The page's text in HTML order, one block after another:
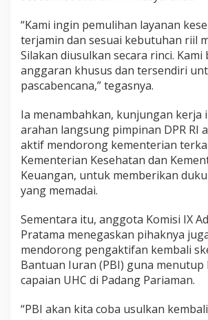
“Kami ingin pemulihan layanan
terjamin dan sesuai kebutuhan riil
Silakan diusulkan secara rinci. Kami
anggaran khusus dan tersendiri
pascabencana,” tegasnya.
Ia menambahkan, kunjungan kerja
arahan langsung pimpinan DPR RI
aktif mendorong kementerian
Kementerian Kesehatan dan
Keuangan, untuk memberikan
yang memadai.
Sementara itu, anggota Komisi IX
Pratama menegaskan pihaknya
mendorong pengaktifan kembali
Bantuan Iuran (PBI) guna
capaian UHC di Padang Pariaman.
“PBI akan kita coba usulkan